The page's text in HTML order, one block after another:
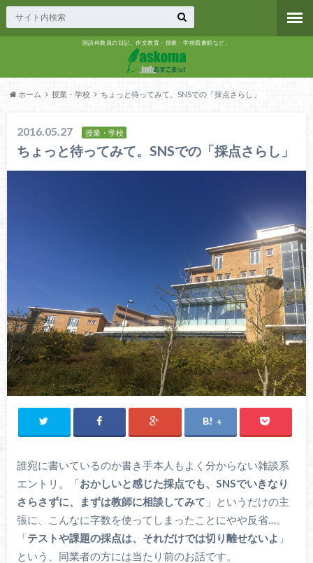
国語科教員の日記。作文教育・授業・学校図書館など。
ホーム 授業・学校 ちょっと待ってみて。SNSでの「採点さらし」
2016.05.27 授業・学校
ちょっと待ってみて。SNSでの「採点さらし」
4
誰宛に書いているのか書き手本人もよく分からない雑談系
エントリ。「おかしいと感じた採点でも、SNSでいきなり
さらさずに、まずは教師に相談してみて 」というだけの主
張に、こんなに字数を使ってしまったことにやや反省…。
「テストや課題の採点は、それだけでは切り離せないよ 」
という、同業者の方には当たり前のお話です。